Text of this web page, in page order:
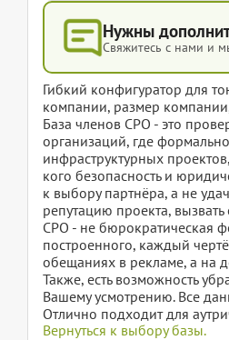
Нужны
Свяжитесь с нами и
Гибкий конфигуратор для
компании, размер
База членов СРО - это
организаций, где
инфраструктурных
кого безопасность и
к выбору партнёра, а не
репутацию проекта,
СРО - не бюрократическая
построенного, каждый
обещаниях в рекламе, а на
Также, есть возможность
Вашему усмотрению. Все
Отлично подходит для
Вернуться к выбору базы.